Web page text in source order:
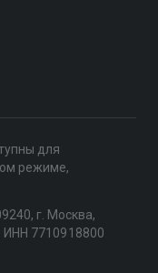
для
режиме,
г. Москва,
ИНН 7710918800